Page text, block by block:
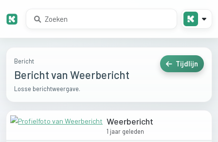
Bericht
Bericht van Weerbericht
Losse berichtweergave.
Tijdlijn
Weerbericht
1 jaar geleden